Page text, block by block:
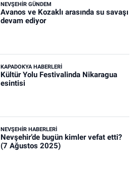
NEVŞEHIR GÜNDEM
Avanos ve Kozaklı arasında su savaşı
devam ediyor
KAPADOKYA HABERLERI
Kültür Yolu Festivalinda Nikaragua
esintisi
NEVŞEHIR HABERLERI
Nevşehir’de bugün kimler vefat etti?
(7 Ağustos 2025)